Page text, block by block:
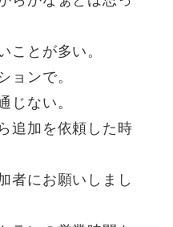
ことが多い。
ョンで。
じない。
追加を依頼した時
者にお願いしまし